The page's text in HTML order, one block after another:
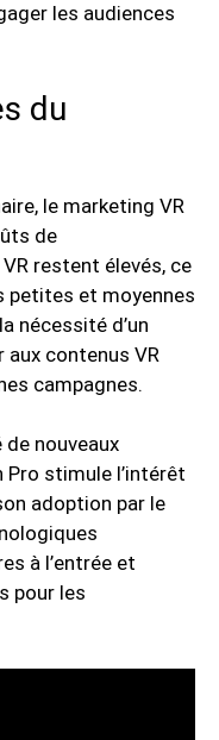
les audiences
du
le marketing VR
de
restent élevés, ce
petites et moyennes
nécessité d’un
contenus VR
campagnes.
de nouveaux
stimule l’intérêt
adoption par le
à l’entrée et
pour les